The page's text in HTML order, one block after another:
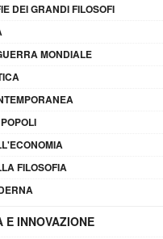
DEI GRANDI FILOSOFI
MONDIALE
FILOSOFIA
E INNOVAZIONE